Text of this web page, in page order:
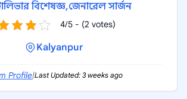
বিশেষজ্ঞ,জেনারেল সার্জন
4/5 - (2 votes)
Kalyanpur
Profile|Last Updated: 3 weeks ago